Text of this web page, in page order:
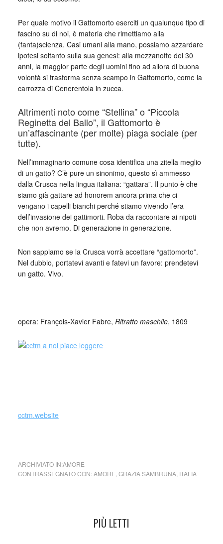
Per quale motivo il Gattomorto eserciti un qualunque tipo di
fascino su di noi, è materia che rimettiamo alla
(fanta)scienza. Casi umani alla mano, possiamo azzardare
ipotesi soltanto sulla sua genesi: alla mezzanotte dei 30
anni, la maggior parte degli uomini fino ad allora di buona
volontà si trasforma senza scampo in Gattomorto, come la
carrozza di Cenerentola in zucca.
Altrimenti noto come “Stellina” o “Piccola
Reginetta del Ballo”, il Gattomorto è
un’affascinante (per molte) piaga sociale (per
tutte).
Nell’immaginario comune cosa identifica una zitella meglio
di un gatto? C’è pure un sinonimo, questo sì ammesso
dalla Crusca nella lingua italiana: “gattara”. Il punto è che
siamo già gattare ad honorem ancora prima che ci
vengano i capelli bianchi perché stiamo vivendo l’era
dell’invasione dei gattimorti. Roba da raccontare ai nipoti
che non avremo. Di generazione in generazione.
Non sappiamo se la Crusca vorrà accettare “gattomorto”.
Nel dubbio, portatevi avanti e fatevi un favore: prendetevi
un gatto. Vivo.
opera: François-Xavier Fabre, Ritratto maschile, 1809
cctm.website
ARCHIVIATO IN:AMORE
CONTRASSEGNATO CON:AMORE GRAZIA SAMBRUNA, ITALIA
PIÙ LETTI